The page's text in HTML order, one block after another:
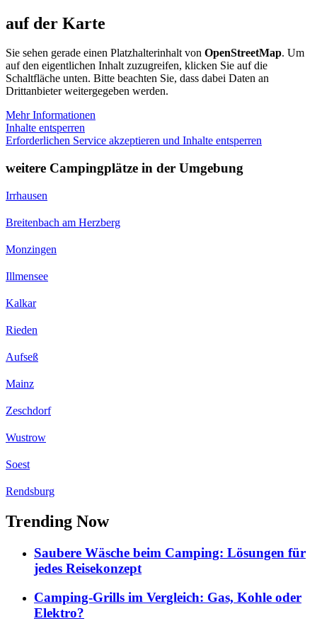
auf der Karte
Sie sehen gerade einen Platzhalterinhalt von OpenStreetMap. Um
auf den eigentlichen Inhalt zuzugreifen, klicken Sie auf die
Schaltfläche unten. Bitte beachten Sie, dass dabei Daten an
Drittanbieter weitergegeben werden.
Mehr Informationen
Inhalte entsperren
Erforderlichen Service akzeptieren und Inhalte entsperren
weitere Campingplätze in der Umgebung
Irrhausen
Breitenbach am Herzberg
Monzingen
Illmensee
Kalkar
Rieden
Aufseß
Mainz
Zeschdorf
Wustrow
Soest
Rendsburg
Trending Now
Saubere Wäsche beim Camping: Lösungen für
jedes Reisekonzept
Camping-Grills im Vergleich: Gas, Kohle oder
Elektro?